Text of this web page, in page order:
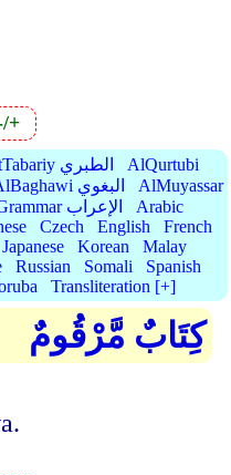
+
AtTabariy الطبري
AlQurtubi
AlBaghawi البغوي
AlMuyassar
Grammar الإعراب
Arabic
Czech English
French
Japanese Korean
Malay
Russian Somali
Spanish
Transliteration [+]
كِتَابٌ مَّرْقُومٌ